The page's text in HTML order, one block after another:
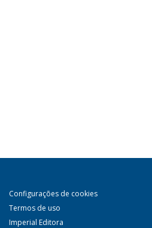
Configurações de cookies
Termos de uso
Imperial Editora